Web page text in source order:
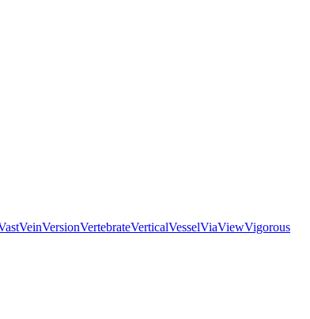
VeinVersionVertebrateVerticalVesselViaViewVigorous